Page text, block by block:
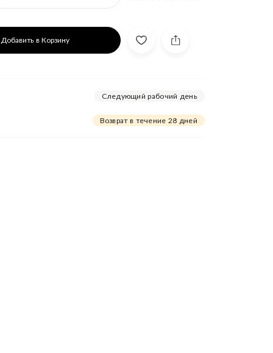
Добавить в Корзину
Следующий рабочий день
Возврат в течение 28 дней